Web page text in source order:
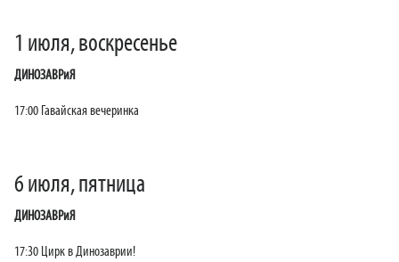
1 июля, воскресенье
ДИНОЗАВРиЯ
17:00 Гавайская вечеринка
6 июля, пятница
ДИНОЗАВРиЯ
17:30 Цирк в Динозаврии!